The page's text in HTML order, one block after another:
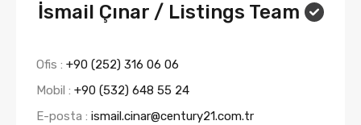
İsmail Çınar / Listings Team
Ofis : +90 (252) 316 06 06
Mobil : +90 (532) 648 55 24
E-posta : ismail.cinar@century21.com.tr